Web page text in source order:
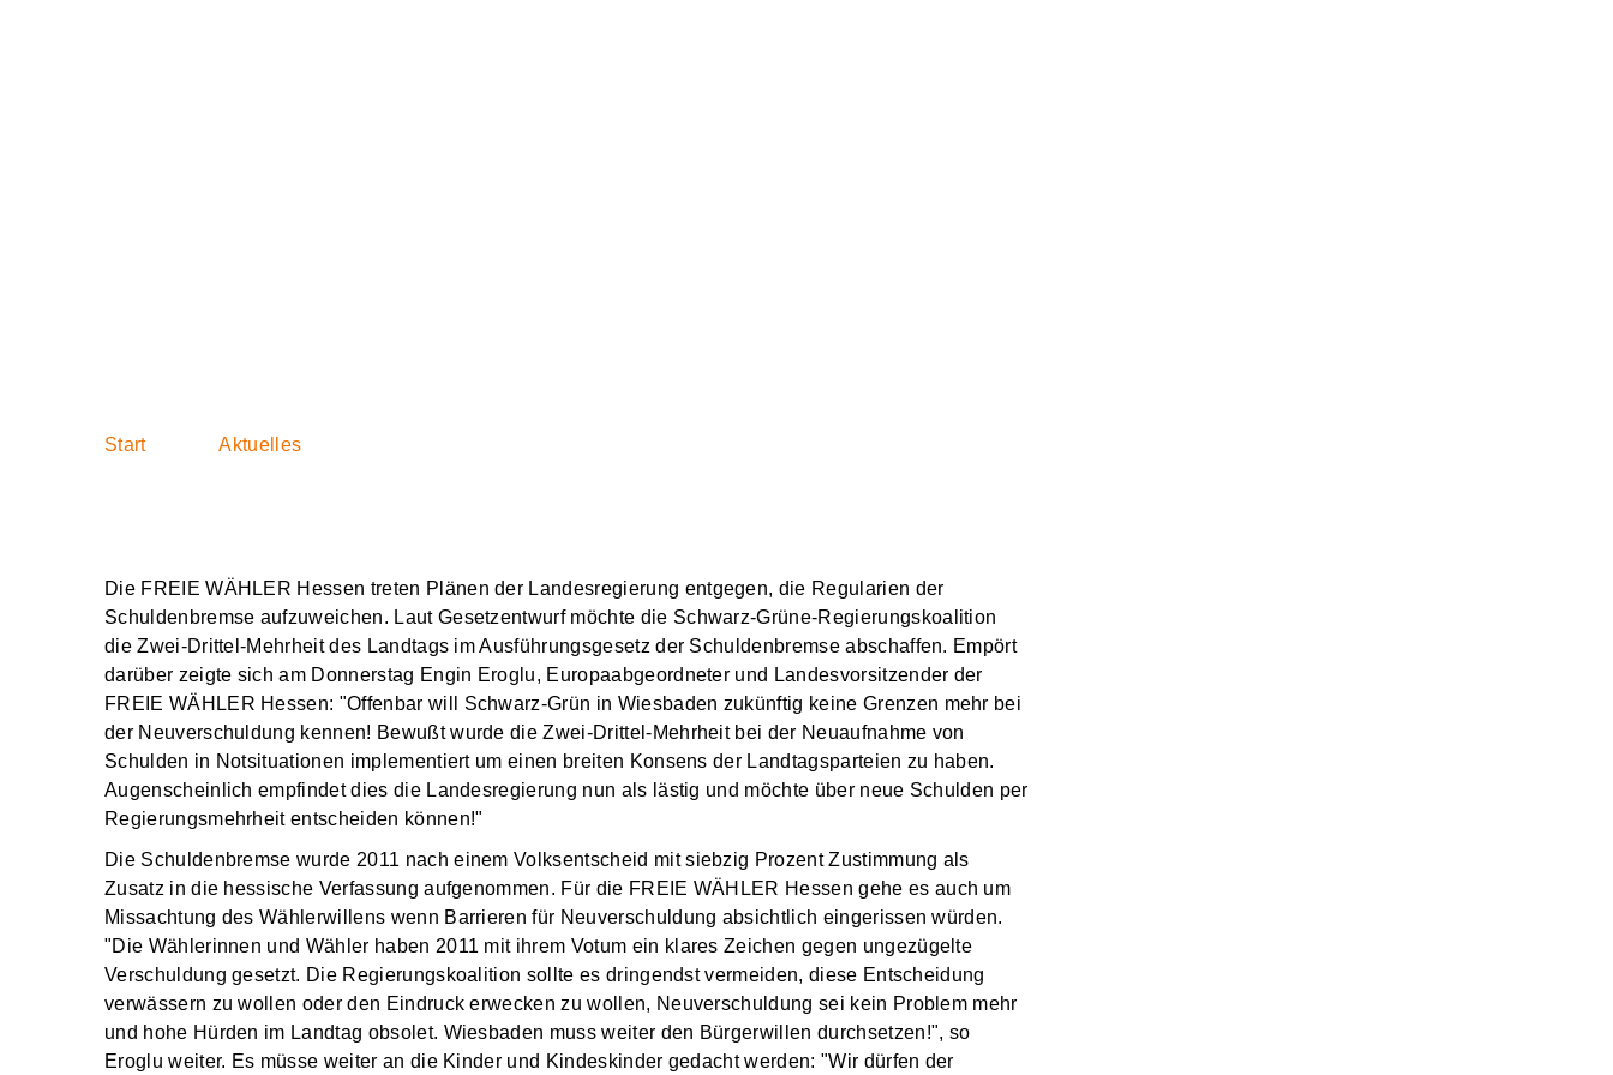
Start Aktuelles
Die FREIE WÄHLER Hessen treten Plänen der Landesregierung entgegen, die Regularien der
Schuldenbremse aufzuweichen. Laut Gesetzentwurf möchte die Schwarz-Grüne-Regierungskoalition
die Zwei-Drittel-Mehrheit des Landtags im Ausführungsgesetz der Schuldenbremse abschaffen. Empört
darüber zeigte sich am Donnerstag Engin Eroglu, Europaabgeordneter und Landesvorsitzender der
FREIE WÄHLER Hessen: "Offenbar will Schwarz-Grün in Wiesbaden zukünftig keine Grenzen mehr bei
der Neuverschuldung kennen! Bewußt wurde die Zwei-Drittel-Mehrheit bei der Neuaufnahme von
Schulden in Notsituationen implementiert um einen breiten Konsens der Landtagsparteien zu haben.
Augenscheinlich empfindet dies die Landesregierung nun als lästig und möchte über neue Schulden per
Regierungsmehrheit entscheiden können!"
Die Schuldenbremse wurde 2011 nach einem Volksentscheid mit siebzig Prozent Zustimmung als
Zusatz in die hessische Verfassung aufgenommen. Für die FREIE WÄHLER Hessen gehe es auch um
Missachtung des Wählerwillens wenn Barrieren für Neuverschuldung absichtlich eingerissen würden.
"Die Wählerinnen und Wähler haben 2011 mit ihrem Votum ein klares Zeichen gegen ungezügelte
Verschuldung gesetzt. Die Regierungskoalition sollte es dringendst vermeiden, diese Entscheidung
verwässern zu wollen oder den Eindruck erwecken zu wollen, Neuverschuldung sei kein Problem mehr
und hohe Hürden im Landtag obsolet. Wiesbaden muss weiter den Bürgerwillen durchsetzen!", so
Eroglu weiter. Es müsse weiter an die Kinder und Kindeskinder gedacht werden: "Wir dürfen der